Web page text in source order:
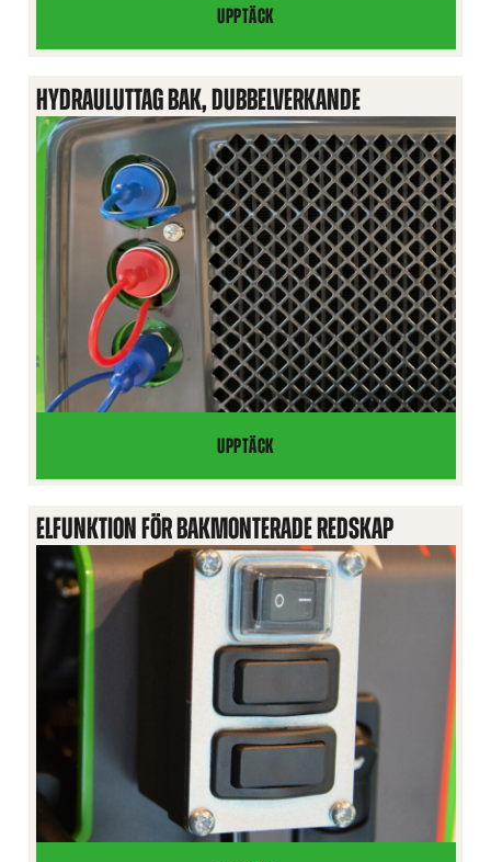
UPPTÄCK
ADAPTERKABEL
12V
HYDRAULUTTAG BAK, DUBBELVERKANDE
UPPTÄCK
HYDRAULUTTAG
BAK,
DUBBELVERKANDE
ELFUNKTION FÖR BAKMONTERADE REDSKAP